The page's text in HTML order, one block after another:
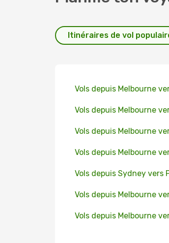
Itinéraires de vol
Vols depuis Melbourne
Vols depuis Melbourne
Vols depuis Melbourne
Vols depuis Melbourne
Vols depuis Sydney vers
Vols depuis Melbourne
Vols depuis Melbourne